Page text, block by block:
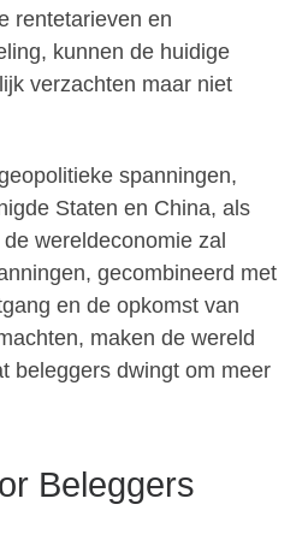
rentetarieven en
kunnen de huidige
verzachten maar niet
spanningen,
Staten en China, als
wereldeconomie zal
gecombineerd met
en de opkomst van
maken de wereld
beleggers dwingt om meer
Beleggers